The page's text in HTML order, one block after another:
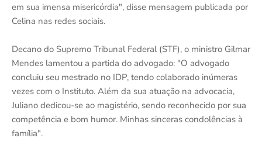
em sua imensa misericórdia", disse mensagem publicada por
Celina nas redes sociais.
Decano do Supremo Tribunal Federal (STF), o ministro Gilmar
Mendes lamentou a partida do advogado: "O advogado
concluiu seu mestrado no IDP, tendo colaborado inúmeras
vezes com o Instituto. Além da sua atuação na advocacia,
Juliano dedicou-se ao magistério, sendo reconhecido por sua
competência e bom humor. Minhas sinceras condolências à
família".